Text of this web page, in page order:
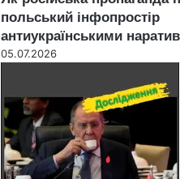
польський інфопростір
антиукраїнськими
05.07.2026